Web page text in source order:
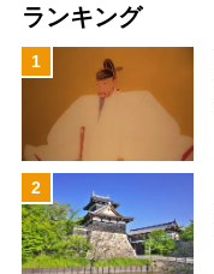
ランキング
1
2